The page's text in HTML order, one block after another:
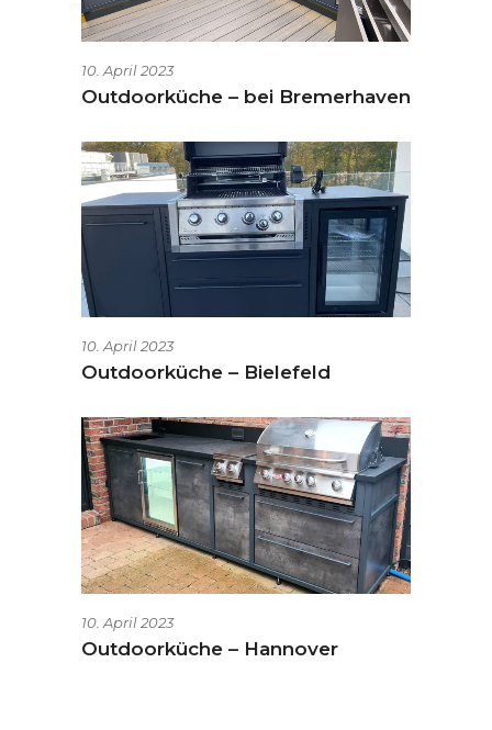
10. April 2023
Outdoorküche – bei Bremerhaven
10. April 2023
Outdoorküche – Bielefeld
10. April 2023
Outdoorküche – Hannover